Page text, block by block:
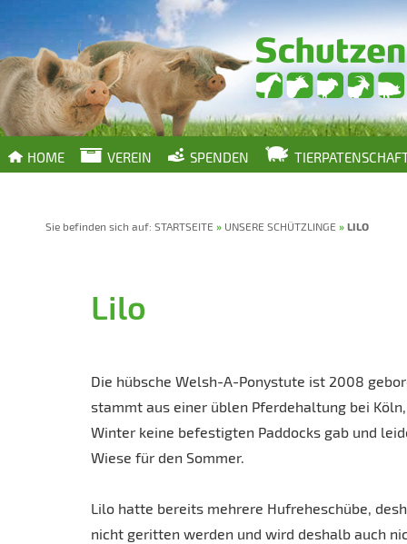
HOME VEREIN SPENDEN
Sie befinden sich auf: STARTSEITE » UNSERE SCHÜTZLINGE » LILO
Lilo
Die hübsche Welsh-A-Ponystute ist 2008
stammt aus einer üblen Pferdehaltung bei
Winter keine befestigten Paddocks gab und
Wiese für den Sommer.
Lilo hatte bereits mehrere Hufreheschübe,
nicht geritten werden und wird deshalb auch